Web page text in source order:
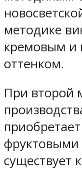
методике
кремовым и
оттенком.
При второй
существует